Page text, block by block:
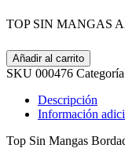
TOP SIN MANGAS
Añadir al carrito
SKU 000476 Categoría
Descripción
Información
Top Sin Mangas